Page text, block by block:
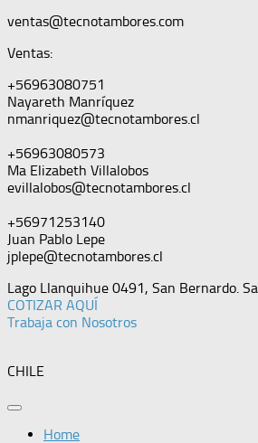
ventas@tecnotambores.com
Ventas:
+56963080751
Nayareth Manríquez
nmanriquez@tecnotambores.cl
+56963080573
Ma Elizabeth Villalobos
evillalobos@tecnotambores.cl
+56971253140
Juan Pablo Lepe
jplepe@tecnotambores.cl
Lago Llanquihue 0491, San Bernardo.
COTIZAR AQUÍ
Trabaja con Nosotros
CHILE
Home